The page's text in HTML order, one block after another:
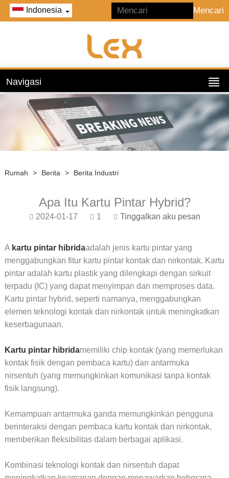
Indonesia
Navigasi
Rumah > Berita > Berita Industri
Apa Itu Kartu Pintar Hybrid?
2024-01-17 1 Tinggalkan aku pesan
A kartu pintar hibridaadalah jenis kartu pintar yang
menggabungkan fitur kartu pintar kontak dan nirkontak. Kartu
pintar adalah kartu plastik yang dilengkapi dengan sirkuit
terpadu (IC) yang dapat menyimpan dan memproses data.
Kartu pintar hybrid, seperti namanya, menggabungkan
elemen teknologi kontak dan nirkontak untuk meningkatkan
keserbagunaan.
Kartu pintar hibridamemiliki chip kontak (yang memerlukan
kontak fisik dengan pembaca kartu) dan antarmuka
nirsentuh (yang memungkinkan komunikasi tanpa kontak
fisik langsung).
Kemampuan antarmuka ganda memungkinkan pengguna
berinteraksi dengan pembaca kartu kontak dan nirkontak,
memberikan fleksibilitas dalam berbagai aplikasi.
Kombinasi teknologi kontak dan nirsentuh dapat